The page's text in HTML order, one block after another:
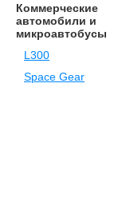
Коммерческие
автомобили и
микроавтобусы
L300
Space Gear